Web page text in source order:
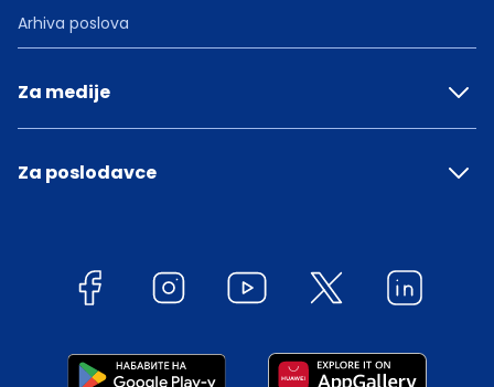
Arhiva poslova
Za medije
Za poslodavce